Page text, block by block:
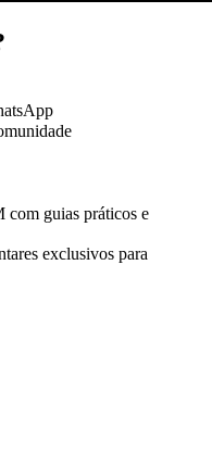
guias práticos e
exclusivos para